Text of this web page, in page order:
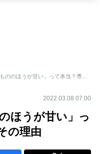
「バナナは大きいもののほうが甘い」って本当？専門家が語るその理由
2022.03.08 07:00
ほうが甘い」っ
の理由